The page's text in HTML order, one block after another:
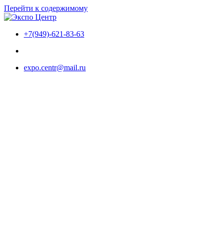
Перейти к содержимому
+7(949)-621-83-63
expo.centr@mail.ru